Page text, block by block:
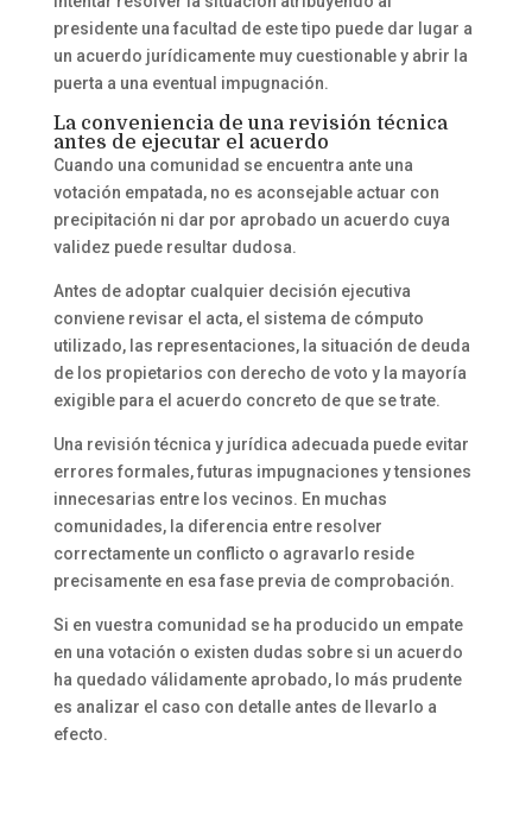
presidente una facultad de este tipo puede dar lugar a
un acuerdo jurídicamente muy cuestionable y abrir la
puerta a una eventual impugnación.
La conveniencia de una revisión técnica
antes de ejecutar el acuerdo
Cuando una comunidad se encuentra ante una
votación empatada, no es aconsejable actuar con
precipitación ni dar por aprobado un acuerdo cuya
validez puede resultar dudosa.
Antes de adoptar cualquier decisión ejecutiva
conviene revisar el acta, el sistema de cómputo
utilizado, las representaciones, la situación de deuda
de los propietarios con derecho de voto y la mayoría
exigible para el acuerdo concreto de que se trate.
Una revisión técnica y jurídica adecuada puede evitar
errores formales, futuras impugnaciones y tensiones
innecesarias entre los vecinos. En muchas
comunidades, la diferencia entre resolver
correctamente un conflicto o agravarlo reside
precisamente en esa fase previa de comprobación.
Si en vuestra comunidad se ha producido un empate
en una votación o existen dudas sobre si un acuerdo
ha quedado válidamente aprobado, lo más prudente
es analizar el caso con detalle antes de llevarlo a
efecto.